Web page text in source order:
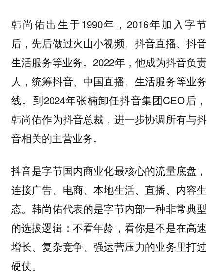
韩尚佑出生于1990年，2016年加入字节
后，先后做过火山小视频、抖音直播、抖音
生活服务等业务。2022年，他成为抖音负责
人，统筹抖音、中国直播、生活服务等业务
线。到2024年张楠卸任抖音集团CEO后，
韩尚佑作为抖音总裁，进一步协调所有与抖
音相关的主营业务。
抖音是字节国内商业化最核心的流量底盘，
连接广告、电商、本地生活、直播、内容生
态。韩尚佑代表的是字节内部一种非常典型
的选拔逻辑：不看年龄，看你是不是在高速
增长、复杂竞争、强运营压力的业务里打过
硬仗。